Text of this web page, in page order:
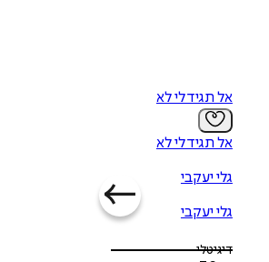
אל תגיד לי לא
אל תגיד לי לא
גלי יעקבי
גלי יעקבי
דיגיטלי